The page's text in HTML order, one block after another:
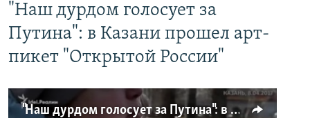
"Наш дурдом голосует за
Путина": в Казани прошел арт-
пикет "Открытой России"
"Наш дурдом голосует за Путина": в Казани прошел арт-пикет "Открытой России"